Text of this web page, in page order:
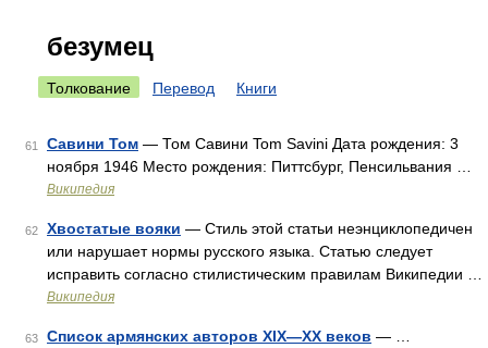
безумец
Толкование Перевод Книги
61 Савини Том — Том Савини Tom Savini Дата рождения: 3
ноября 1946 Место рождения: Питтсбург, Пенсильвания …
Википедия
62 Хвостатые вояки — Стиль этой статьи неэнциклопедичен
или нарушает нормы русского языка. Статью следует
исправить согласно стилистическим правилам Википедии …
Википедия
63 Список армянских авторов XIX—XX веков — …